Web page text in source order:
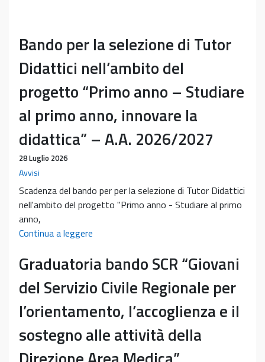
Bando per la selezione di Tutor
Didattici nell’ambito del
progetto “Primo anno – Studiare
al primo anno, innovare la
didattica” – A.A. 2026/2027
28 Luglio 2026
Avvisi
Scadenza del bando per per la selezione di Tutor Didattici
nell'ambito del progetto "Primo anno - Studiare al primo
anno,
Continua a leggere
la
di
Tutor
Didattici
nell’ambito
Graduatoria bando SCR “Giovani
del Servizio Civile Regionale per
l’orientamento, l’accoglienza e il
sostegno alle attività della